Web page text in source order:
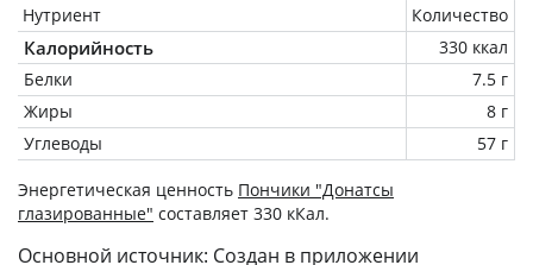
Нутриент
Количество
Калорийность
330 ккал
Белки
7.5 г
Жиры
8 г
Углеводы
57 г
Энергетическая ценность Пончики "Донатсы
глазированные" составляет 330 кКал.
Основной источник: Создан в приложении